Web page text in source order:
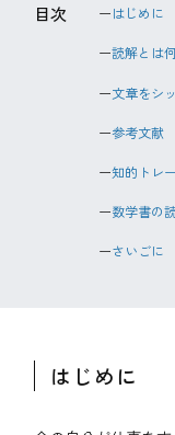
目次 はじめに
読解とは
文章をシ
参考文献
知的トレ
数学書の
さいごに
はじめに